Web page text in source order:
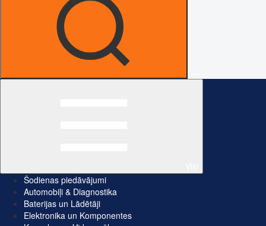
Šodienas piedāvājumi
Automobiļi & Diagnostika
Baterijas un Lādētāji
Elektronika un Komponentes